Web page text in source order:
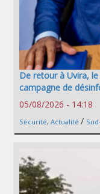
De retour à Uvira,
campagne de
05/08/2026 - 14:18
Sécurité, Actualité /